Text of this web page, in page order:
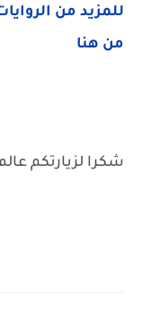
للمزيد من
من هنا
شكرا لزيارتكم